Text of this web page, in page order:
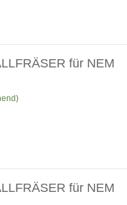
für NEM
für NEM